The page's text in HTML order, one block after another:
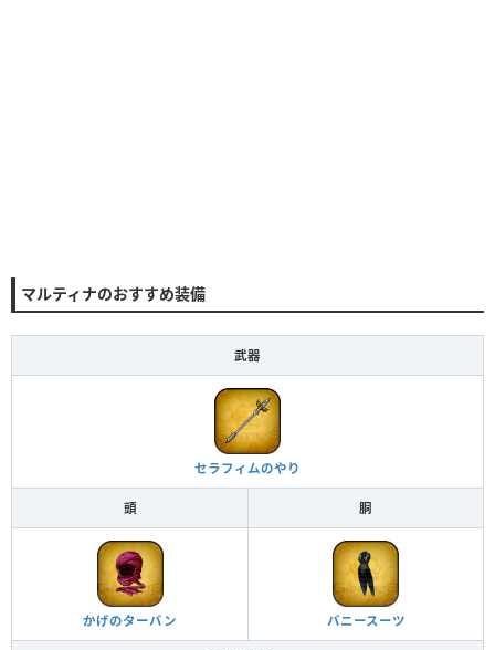
マルティナのおすすめ装備
武器
セラフィムのやり
頭 胴
かげのターバン バニースーツ